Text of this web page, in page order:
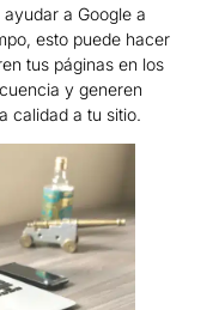
a Google a
esto puede hacer
tus páginas en los
y generen
calidad a tu sitio.